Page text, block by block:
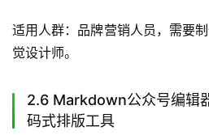
适用人群：品牌营销人员，需要
觉设计师。
2.6 Markdown公众号编辑
码式排版工具